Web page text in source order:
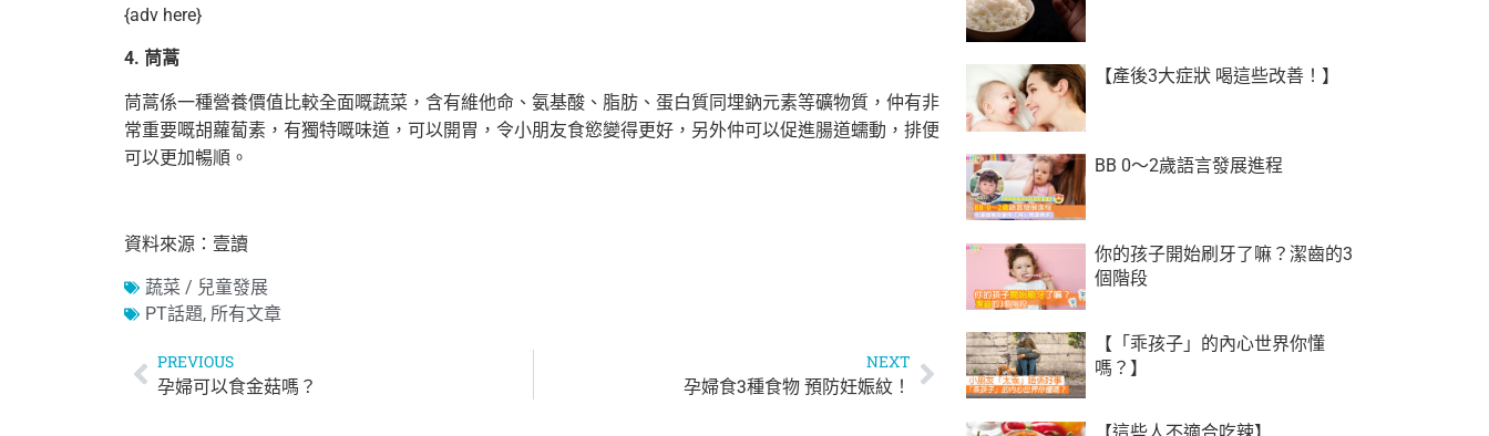
{adv here}
4. 茼蒿
茼蒿係一種營養價值比較全面嘅蔬菜，含有維他命、氨基酸、脂肪、蛋白質同埋鈉元素等礦物質，仲有非
常重要嘅胡蘿蔔素，有獨特嘅味道，可以開胃，令小朋友食慾變得更好，另外仲可以促進腸道蠕動，排便
可以更加暢順。
資料來源：壹讀
蔬菜 / 兒童發展
PT話題, 所有文章
PREVIOUS
孕婦可以食金菇嗎？
NEXT
孕婦食3種食物 預防妊娠紋！
【產後3大症狀 喝這些改善！】
BB 0～2歲語言發展進程
你的孩子開始刷牙了嘛？潔齒的3
個階段
【「乖孩子」的內心世界你懂
嗎？】